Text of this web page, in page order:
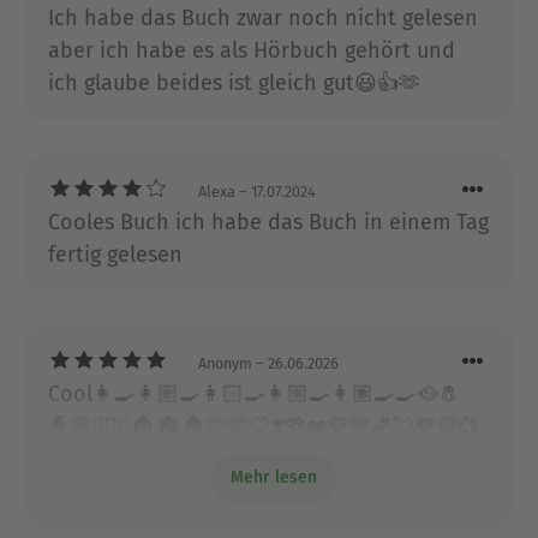
Ich habe das Buch zwar noch nicht gelesen
aber ich habe es als Hörbuch gehört und
ich glaube beides ist gleich gut😃👍🫶
Alexa – 17.07.2024
Cooles Buch ich habe das Buch in einem Tag
fertig gelesen
Anonym – 26.06.2026
Cool👩‍🍳👩🏼‍🍳👩🏻‍🍳👩🏼‍🍳👩🏽‍🍳🍳🥘🧂
🍪🍪🍪🍪🧀🧀🧀🍽️🍽️
Mehr lesen